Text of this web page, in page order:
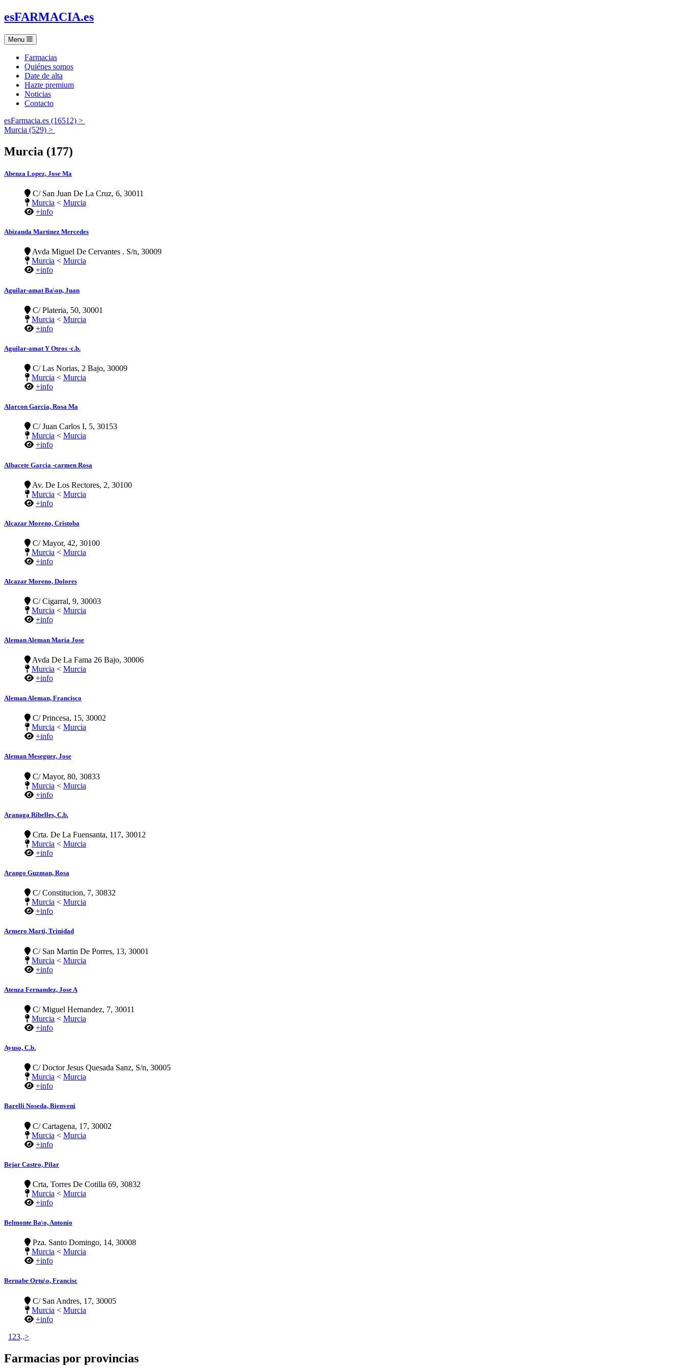
esFARMACIA.es
Menu
Farmacias
Quiénes somos
Date de alta
Hazte premium
Noticias
Contacto
esFarmacia.es (16512) >
Murcia (529) >
Murcia (177)
Abenza Lopez, Jose Ma
C/ San Juan De La Cruz, 6, 30011
Murcia < Murcia
+info
Abizanda Martinez Mercedes
Avda Miguel De Cervantes . S/n, 30009
Murcia < Murcia
+info
Aguilar-amat Ba\on, Juan
C/ Plateria, 50, 30001
Murcia < Murcia
+info
Aguilar-amat Y Otros -c.b.
C/ Las Norias, 2 Bajo, 30009
Murcia < Murcia
+info
Alarcon Garcia, Rosa Ma
C/ Juan Carlos I, 5, 30153
Murcia < Murcia
+info
Albacete Garcia -carmen Rosa
Av. De Los Rectores, 2, 30100
Murcia < Murcia
+info
Alcazar Moreno, Cristoba
C/ Mayor, 42, 30100
Murcia < Murcia
+info
Alcazar Moreno, Dolores
C/ Cigarral, 9, 30003
Murcia < Murcia
+info
Aleman Aleman Maria Jose
Avda De La Fama 26 Bajo, 30006
Murcia < Murcia
+info
Aleman Aleman, Francisco
C/ Princesa, 15, 30002
Murcia < Murcia
+info
Aleman Meseguer, Jose
C/ Mayor, 80, 30833
Murcia < Murcia
+info
Aranaga Ribelles, C.b.
Crta. De La Fuensanta, 117, 30012
Murcia < Murcia
+info
Arango Guzman, Rosa
C/ Constitucion, 7, 30832
Murcia < Murcia
+info
Armero Marti, Trinidad
C/ San Martin De Porres, 13, 30001
Murcia < Murcia
+info
Atenza Fernandez, Jose A
C/ Miguel Hernandez, 7, 30011
Murcia < Murcia
+info
Ayuso, C.b.
C/ Doctor Jesus Quesada Sanz, S/n, 30005
Murcia < Murcia
+info
Barelli Noseda, Bienveni
C/ Cartagena, 17, 30002
Murcia < Murcia
+info
Bejar Castro, Pilar
Crta, Torres De Cotilla 69, 30832
Murcia < Murcia
+info
Belmonte Ba\o, Antonio
Pza. Santo Domingo, 14, 30008
Murcia < Murcia
+info
Bernabe Ortu\o, Francisc
C/ San Andres, 17, 30005
Murcia < Murcia
+info
1 23..>
Farmacias por provincias